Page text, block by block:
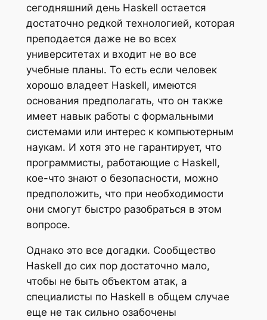
сегодняшний день Haskell остается
достаточно редкой технологией, которая
преподается даже не во всех
университетах и входит не во все
учебные планы. То есть если человек
хорошо владеет Haskell, имеются
основания предполагать, что он также
имеет навык работы с формальными
системами или интерес к компьютерным
наукам. И хотя это не гарантирует, что
программисты, работающие с Haskell,
кое-что знают о безопасности, можно
предположить, что при необходимости
они смогут быстро разобраться в этом
вопросе.
Однако это все догадки. Сообщество
Haskell до сих пор достаточно мало,
чтобы не быть объектом атак, а
специалисты по Haskell в общем случае
еще не так сильно озабочены